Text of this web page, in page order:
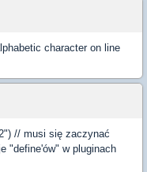
character on line
// musi się zaczynać
"define'ów" w pluginach